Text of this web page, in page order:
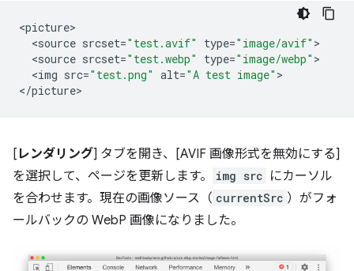
<picture
<source srcset="test.avif" type="image/avif"
<source srcset="test.webp" type="image/webp"
<img src="test.png" alt="A test image" >
</picture
[ レンダリング] タブを開き、[AVIF 画像形式を無効にする]
を選択して、ページを更新します。
img src にカーソル
を合わせます。現在の画像ソース（ currentSrc ）がフォ
ールバックの WebP 画像になりました。